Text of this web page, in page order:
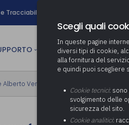
e Tracciabilità
Pratiche
gestione
CULTURA person
Ventura
Scegli quali
In queste pagine
diversi tipi di cookie,
alla fornitura del
e quindi puoi scegliere
Cookie tecnici:
svolgimento delle
sicurezza del sito.
Cookie analitici: